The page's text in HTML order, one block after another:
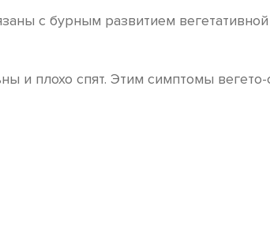
с бурным развитием
и плохо спят. Этим симптомы вегето-